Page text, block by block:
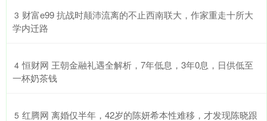
3 ​财富e99 抗战时颠沛流离的不止西南联大，作家重走十所大
学内迁路
4 ​恒财网 王朝金融礼遇全解析，7年低息，3年0息，日供低至
一杯奶茶钱
5 ​红腾网 离婚仅半年，42岁的陈妍希本性难移，才发现陈晓跟